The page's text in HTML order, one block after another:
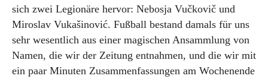
sich zwei Legionäre hervor: Nebosja Vučkovič und
Miroslav Vukašinović. Fußball bestand damals für uns
sehr wesentlich aus einer magischen Ansammlung von
Namen, die wir der Zeitung entnahmen, und die wir mit
ein paar Minuten Zusammenfassungen am Wochenende